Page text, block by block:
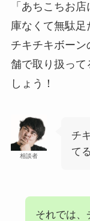
「あちこちお
庫なくて無駄
チキチキボー
舗で取り扱って
しょう！
相談者
チ
て
それでは、